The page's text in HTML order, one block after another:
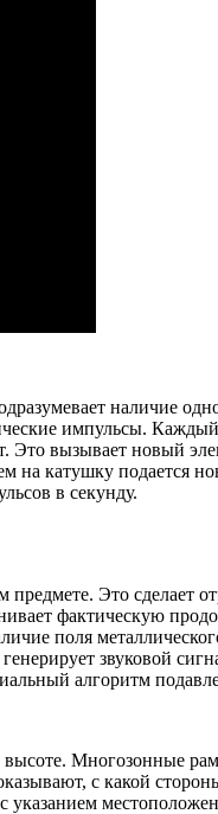
наличие
импульсы.
Это вызывает новый
на катушку подается
в секунду.
предмете. Это сделает
фактическую
поля
звуковой
алгоритм
Многозонные
с какой
указанием